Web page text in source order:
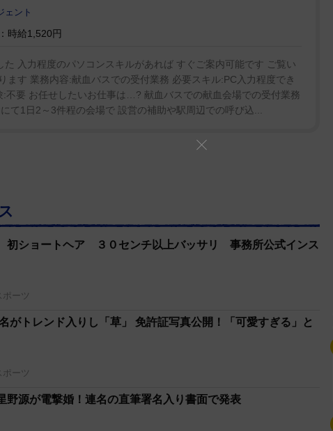
ェント
時給1,520円
た 入力程度のパソコンスキルがあれば すぐご案内可能です ご覧い
ます 業務内容:献血バスでの受付業務 必要スキル:PC入力程度でき
:不要 お任せしたいお仕事は…? 献血バスでの献血会場での受付業務
て1日2～3件程の会場で 設営の補助や駅周辺での呼び込...
ショートヘア ３０センチ以上バッサリ 事務所公式インス
ポーツ
がトレンド入りし「草」 免許証写真公開！「可愛すぎる」と
ポーツ
野源が電撃婚！連名の直筆署名入り書面で発表